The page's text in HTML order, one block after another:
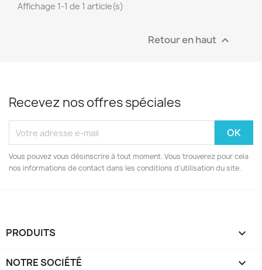
Affichage 1-1 de 1 article(s)
Retour en haut 
Recevez nos offres spéciales
Vous pouvez vous désinscrire à tout moment. Vous trouverez pour cela
nos informations de contact dans les conditions d'utilisation du site.
PRODUITS 
NOTRE SOCIÉTÉ 